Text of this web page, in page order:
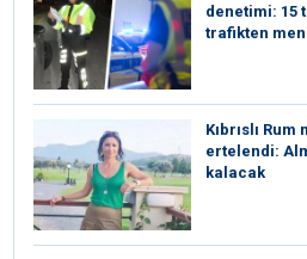
denetimi: 15
trafikten men
Kıbrıslı
ertelendi:
kalacak